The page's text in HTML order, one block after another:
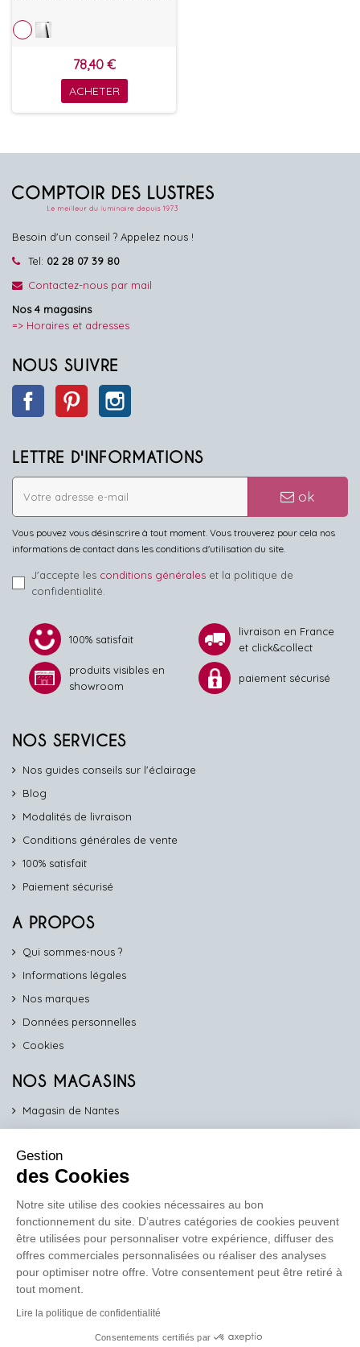
78,40 €
ACHETER
Besoin d'un conseil ? Appelez nous !
Tel: 02 28 07 39 80
Contactez-nous par mail
Nos 4 magasins
=> Horaires et adresses
NOUS SUIVRE
Facebook Pinterest
LETTRE D'INFORMATIONS
ok
Vous pouvez vous désinscrire à tout moment. Vous trouverez pour cela nos
informations de contact dans les conditions d'utilisation du site.
J'accepte les conditions générales et la politique de
confidentialité.
100% satisfait
livraison en France
et click&collect
produits visibles en
showroom
paiement sécurisé
NOS SERVICES
Nos guides conseils sur l'éclairage
Blog
Modalités de livraison
Conditions générales de vente
100% satisfait
Paiement sécurisé
A PROPOS
Qui sommes-nous ?
Informations légales
Nos marques
Données personnelles
Cookies
NOS MAGASINS
Magasin de Nantes
Magasin de Vannes
Magasin d'Orléans
COMPTOIR PRO
work
Comptoir des Lustres vous propose ses services dédiés aux
Gestion
des Cookies
Notre site utilise des cookies nécessaires au bon
fonctionnement du site. D’autres catégories de cookies peuvent
être utilisées pour personnaliser votre expérience, diffuser des
offres commerciales personnalisées ou réaliser des analyses
pour optimiser notre offre. Votre consentement peut être retiré à
tout moment.
Lire la politique de confidentialité
Consentements certifiés par